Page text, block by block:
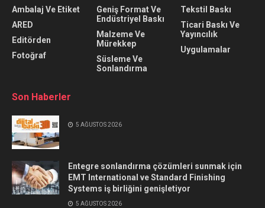
Ambalaj Ve Etiket
ARED
Editörden
Fotoğraf
Geniş Format Ve
Endüstriyel Baskı
Malzeme Ve
Mürekkep
Süsleme Ve
Sonlandırma
Tekstil Baskı
Ticari Baskı Ve
Yayıncılık
Uygulamalar
Son Haberler
5 AĞUSTOS 2026
Entegre sonlandırma çözümleri sunmak için
EMT International ve Standard Finishing
Systems iş birliğini genişletiyor
5 AĞUSTOS 2026